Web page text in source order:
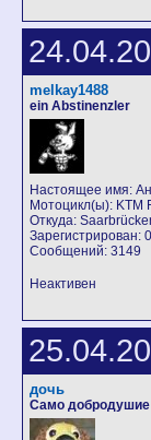
melkay1488
ein Abstinenzler
Настоящее имя:
Мотоцикл(ы): KTM
Откуда:
Зарегистрирован:
Сообщений: 3149
Неактивен
дочь
Само добродушие